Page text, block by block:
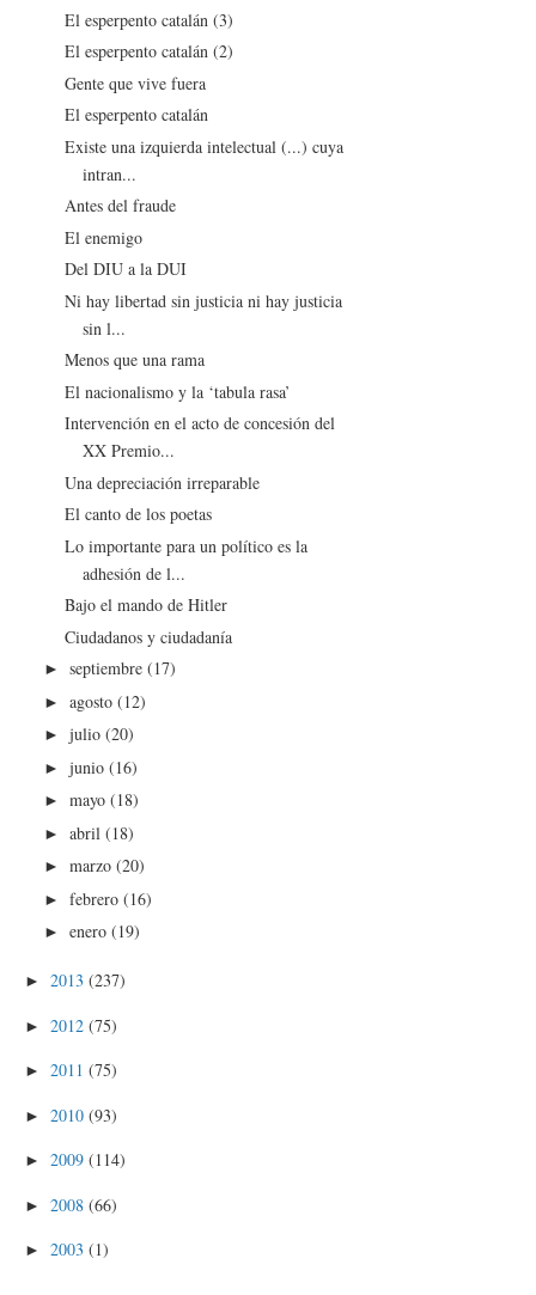
El esperpento catalán (3)
El esperpento catalán (2)
Gente que vive fuera
El esperpento catalán
Existe una izquierda intelectual (...) cuya
intran...
Antes del fraude
El enemigo
Del DIU a la DUI
Ni hay libertad sin justicia ni hay justicia
sin l...
Menos que una rama
El nacionalismo y la ‘tabula rasa’
Intervención en el acto de concesión del
XX Premio...
Una depreciación irreparable
El canto de los poetas
Lo importante para un político es la
adhesión de l...
Bajo el mando de Hitler
Ciudadanos y ciudadanía
►septiembre(17)
►agosto(12)
►julio(20)
►junio(16)
►mayo(18)
►abril(18)
►marzo(20)
►febrero(16)
►enero(19)
► 2013 (237)
► 2012 (75)
► 2011 (75)
► 2010 (93)
► 2009 (114)
► 2008 (66)
► 2003 (1)